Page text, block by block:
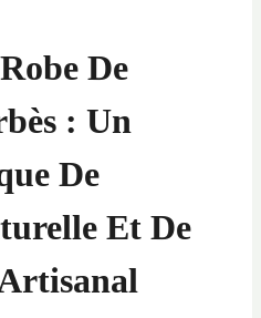
De
: Un
De
Et De